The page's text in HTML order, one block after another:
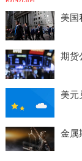
美国
期货
美元
金属